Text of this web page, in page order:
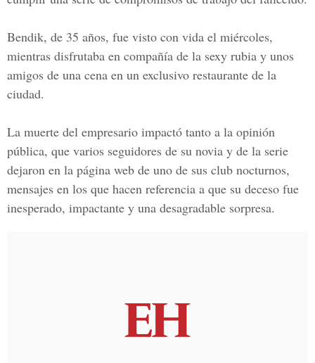
Bendik, de 35 años, fue visto con vida el miércoles,
mientras disfrutaba en compañía de la sexy rubia y unos
amigos de una cena en un exclusivo restaurante de la
ciudad.
La muerte del empresario impactó tanto a la opinión
pública, que varios seguidores de su novia y de la serie
dejaron en la página web de uno de sus club nocturnos,
mensajes en los que hacen referencia a que su deceso fue
inesperado, impactante y una desagradable sorpresa.